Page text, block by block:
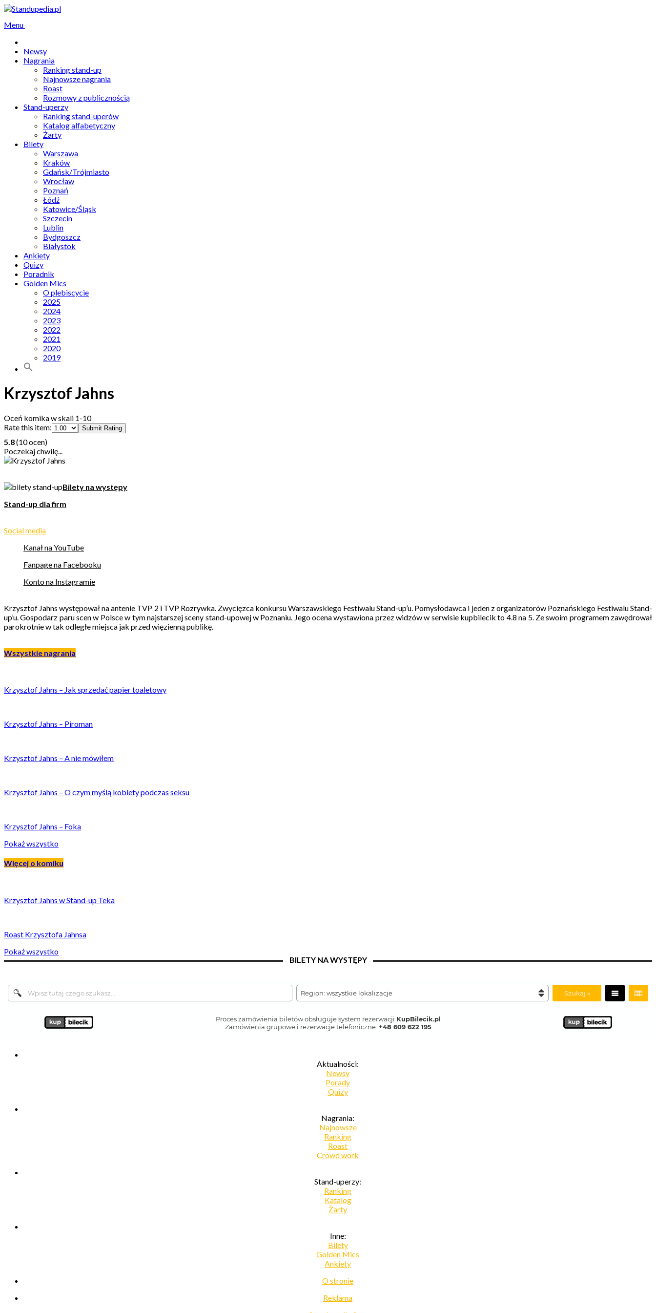
Menu
Newsy
Nagrania
Ranking stand-up
Najnowsze nagrania
Roast
Rozmowy z publicznością
Stand-uperzy
Ranking stand-uperów
Katalog alfabetyczny
Żarty
Bilety
Warszawa
Kraków
Gdańsk/Trójmiasto
Wrocław
Poznań
Łódź
Katowice/Śląsk
Szczecin
Lublin
Bydgoszcz
Białystok
Ankiety
Quizy
Poradnik
Golden Mics
O plebiscycie
2025
2024
2023
2022
2021
2020
2019
Krzysztof Jahns
Oceń komika w skali 1-10
Rate this item:
Submit Rating
5.8(10 ocen)
Poczekaj chwilę...
Bilety na występy
Stand-up dla firm
Social media
Kanał na YouTube
Fanpage na Facebooku
Konto na Instagramie
Krzysztof Jahns występował na antenie TVP 2 i TVP Rozrywka. Zwycięzca konkursu Warszawskiego Festiwalu Stand-up’u. Pomysłodawca i jeden z organizatorów Poznańskiego Festiwalu Stand-
up’u. Gospodarz paru scen w Polsce w tym najstarszej sceny stand-upowej w Poznaniu. Jego ocena wystawiona przez widzów w serwisie kupbilecik to 4.8 na 5. Ze swoim programem zawędrował
parokrotnie w tak odległe miejsca jak przed więzienną publikę.
Wszystkie nagrania
Krzysztof Jahns – Jak sprzedać papier toaletowy
Krzysztof Jahns – Piroman
Krzysztof Jahns – A nie mówiłem
Krzysztof Jahns – O czym myślą kobiety podczas seksu
Krzysztof Jahns – Foka
Pokaż wszystko
Więcej o komiku
Krzysztof Jahns w Stand-up Teka
Roast Krzysztofa Jahnsa
Pokaż wszystko
BILETY NA WYSTĘPY
Aktualności:
Newsy
Porady
Quizy
Nagrania:
Najnowsze
Ranking
Roast
Crowd work
Stand-uperzy:
Ranking
Katalog
Żarty
Inne:
Bilety
Golden Mics
Ankiety
O stronie
Reklama